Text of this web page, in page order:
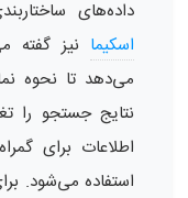
داده‌های
اسکیما نیز گفته
می‌دهد تا نحوه
نتایج جستجو را
اطلاعات برای